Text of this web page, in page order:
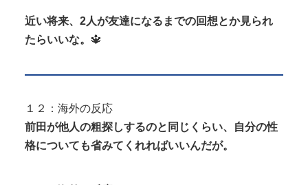
近い将来、2人が友達になるまでの回想とか見られ
たらいいな。 🔱
１２：海外の反応
前田が他人の粗探しするのと同じくらい、自分の性
格についても省みてくれればいいんだが。